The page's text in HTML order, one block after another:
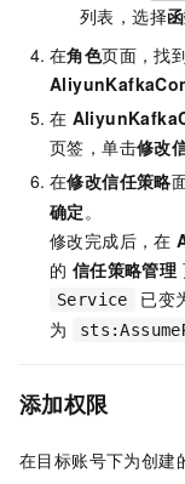
列表，选择
在角色页面，找
在
页签，单击修改
在修改信任策略
确定 。
修改完成后，在
的 信任策略管理
Service 已变
为
添加权限
在目标账号下为创建